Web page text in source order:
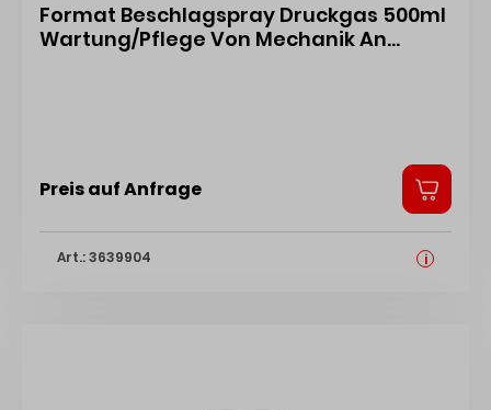
Format Beschlagspray Druckgas 500ml
Wartung/Pflege Von Mechanik An
Preis auf Anfrage
Art.: 3639904 i